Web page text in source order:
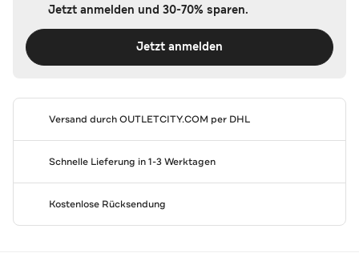
Jetzt anmelden und 30-70% sparen.
Jetzt anmelden
Versand durchOUTLETCITY.COM per DHL
Schnelle Lieferung in 1-3 Werktagen
Kostenlose Rücksendung